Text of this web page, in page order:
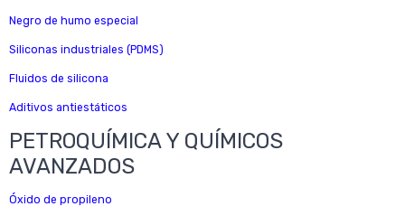
Negro de humo especial
Siliconas industriales (PDMS)
Fluidos de silicona
Aditivos antiestáticos
PETROQUÍMICA Y QUÍMICOS
AVANZADOS
Óxido de propileno